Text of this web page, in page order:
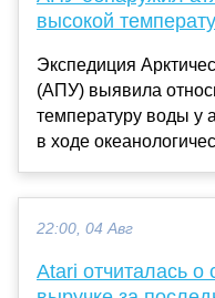
высокой
Экспедиция
(АПУ) выявила
температуру воды у
в ходе
22:00, 04 Авг
Atari отчиталась о